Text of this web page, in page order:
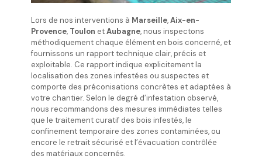
Lors de nos interventions à Marseille,Aix-en-
Provence, Toulon etAubagne, nous inspectons
méthodiquement chaque élément en bois concerné, et
fournissons un rapport technique clair, précis et
exploitable. Ce rapport indique explicitement la
localisation des zones infestées ou suspectes et
comporte des préconisations concrètes et adaptées à
votre chantier. Selon le degré d’infestation observé,
nous recommandons des mesures immédiates telles
que le traitement curatif des bois infestés, le
confinement temporaire des zones contaminées, ou
encore le retrait sécurisé et l’évacuation contrôlée
des matériaux concernés.